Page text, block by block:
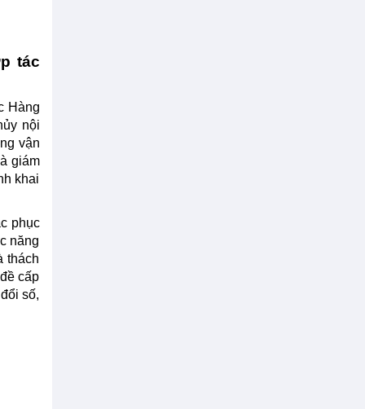
tác
Hàng
nội
vận
giám
khai
phục
năng
thách
cấp
số,